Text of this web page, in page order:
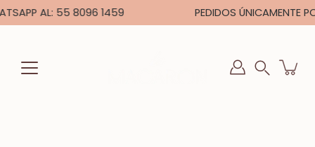
Saltar
a
sección
AL: 55 8096 1459 PEDIDOS ÚNICAMENTE
Buscar